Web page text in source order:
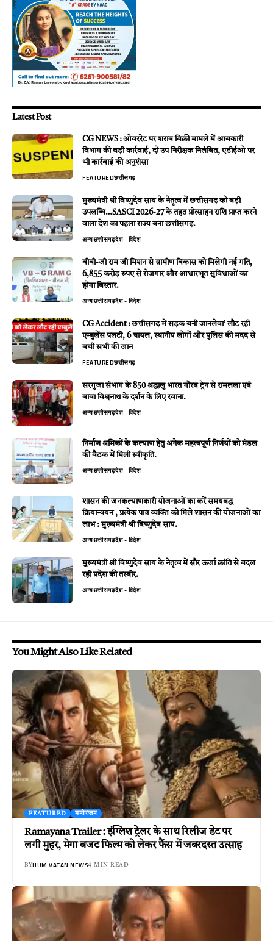
Latest Post
CG NEWS : ओवररेट पर शराब बिक्री मामले में आबकारी
विभाग की बड़ी कार्रवाई, दो उप निरीक्षक निलंबित, एडीईओ पर
भी कार्रवाई की अनुशंसा
FEATUREDछत्तीसगढ़
मुख्यमंत्री श्री विष्णुदेव साय के नेतृत्व में छत्तीसगढ़ को बड़ी
उपलब्धि…SASCI 2026-27 के तहत प्रोत्साहन राशि प्राप्त करने
वाला देश का पहला राज्य बना छत्तीसगढ़.
अन्यछत्तीसगढ़देश - विदेश
वीबी-जी राम जी मिशन से ग्रामीण विकास को मिलेगी नई गति,
6,855 करोड़ रुपए से रोजगार और आधारभूत सुविधाओं का
होगा विस्तार.
अन्यछत्तीसगढ़देश - विदेश
CG Accident : छत्तीसगढ़ में सड़क बनी जानलेवा’ लौट रही
एम्बुलेंस पलटी, 6 घायल, स्थानीय लोगों और पुलिस की मदद से
बची सभी की जान
FEATUREDछत्तीसगढ़
सरगुजा संभाग के 850 श्रद्धालु भारत गौरव ट्रेन से रामलला एवं
बाबा विश्वनाथ के दर्शन के लिए रवाना.
अन्यछत्तीसगढ़देश - विदेश
निर्माण श्रमिकों के कल्याण हेतु अनेक महत्वपूर्ण निर्णयों को मंडल
की बैठक में मिली स्वीकृति.
अन्यछत्तीसगढ़देश - विदेश
शासन की जनकल्याणकारी योजनाओं का करें समयबद्ध
क्रियान्वयन , प्रत्येक पात्र व्यक्ति को मिले शासन की योजनाओं का
लाभ : मुख्यमंत्री श्री विष्णुदेव साय.
अन्यछत्तीसगढ़देश - विदेश
मुख्यमंत्री श्री विष्णुदेव साय के नेतृत्व में सौर ऊर्जा क्रांति से बदल
रही प्रदेश की तस्वीर.
अन्यछत्तीसगढ़देश - विदेश
You Might Also Like Related
FEATURED मनोरंजन
Ramayana Trailer : इंग्लिश ट्रेलर के साथ रिलीज डेट पर
लगी मुहर, मेगा बजट फिल्म को लेकर फैंस में जबरदस्त उत्साह
BYHUM VATAN NEWS4 MIN READ